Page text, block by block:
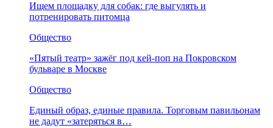
Ищем площадку для собак: где выгулять и
потренировать питомца
Общество
«Пятый театр» зажёг под кей-поп на Покровском
бульваре в Москве
Общество
Единый образ, единые правила. Торговым павильонам
не дадут «затеряться в…